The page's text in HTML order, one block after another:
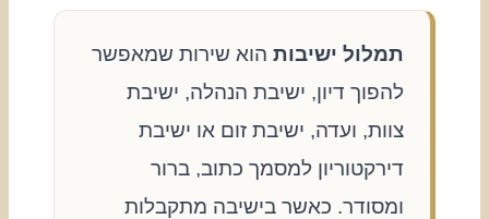
תמלול ישיבות הוא שירות שמאפשר
להפוך דיון, ישיבת הנהלה, ישיבת
צוות, ועדה, ישיבת זום או ישיבת
דירקטוריון למסמך כתוב, ברור
ומסודר. כאשר בישיבה מתקבלות